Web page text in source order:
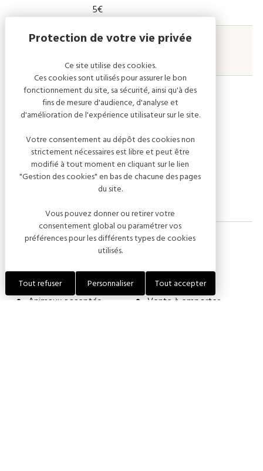
5€
Menu adulte
Menu/formule à partir de
11€
Modes de paiement
Chèques
Espèces
Titre Restaurant
Animaux acceptés Vente à emporter
Ce site utilise des cookies.
Ces cookies sont utilisés pour assurer le bon
fonctionnement du site, sa sécurité, ainsi qu'à des
fins de mesure d'audience, d'analyse et
d'amélioration de l'expérience utilisateur sur le site.
Votre consentement au dépôt des cookies non
strictement nécessaires est libre et peut être
modifié à tout moment en cliquant sur le lien
"Gestion des cookies" en bas de chacune des pages
du site.
Vous pouvez donner ou retirer votre
consentement global ou paramétrer vos
préférences pour les différents types de cookies
utilisés.
Tout accepter
Tout refuser Personnaliser